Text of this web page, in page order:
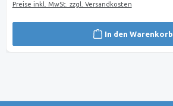
Preise inkl. MwSt. zzgl. Versandkosten
In den Warenkorb